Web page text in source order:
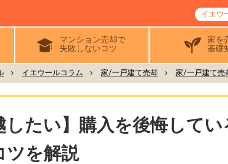
イエウ
マンション売却で
失敗しないコツ
家を
基礎
イエウールコラム 家/一戸建て売却 家/一戸建て売
したい】購入を後悔して
ツを解説